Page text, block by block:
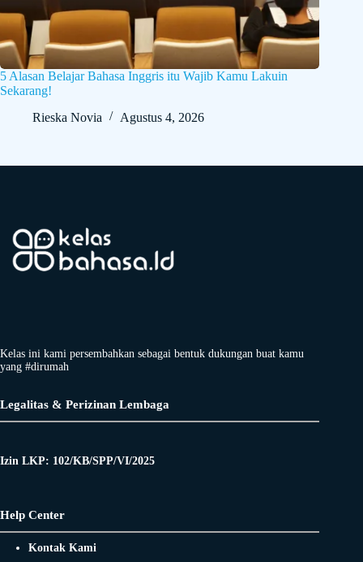
5 Alasan Belajar Bahasa Inggris itu Wajib Kamu Lakuin
Sekarang!
Rieska Novia
Agustus 4, 2026
Kelas ini kami persembahkan sebagai bentuk dukungan buat kamu
yang #dirumah
Legalitas & Perizinan Lembaga
Izin LKP: 102/KB/SPP/VI/2025
Help Center
Kontak Kami